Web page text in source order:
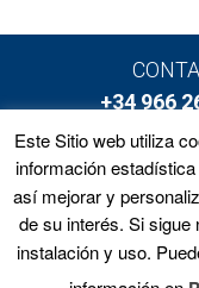
Este Sitio web utiliza
información
así mejorar y
de su interés. Si
instalación y uso.
+34 966
Home
Matrícula